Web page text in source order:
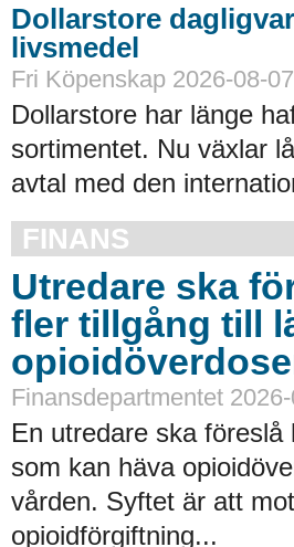
Dollarstore
livsmedel
Fri Köpenskap 2026-08-
Dollarstore har länge
sortimentet. Nu växlar
avtal med den
FINANS
Utredare ska
fler tillgång till
Finansdepartmentet
En utredare ska
som kan häva
vården. Syftet är att
opioidförgiftning...